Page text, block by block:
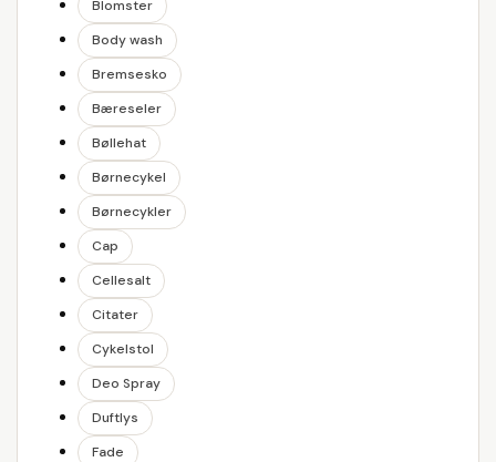
Blomster
Body wash
Bremsesko
Bæreseler
Bøllehat
Børnecykel
Børnecykler
Cap
Cellesalt
Citater
Cykelstol
Deo Spray
Duftlys
Fade